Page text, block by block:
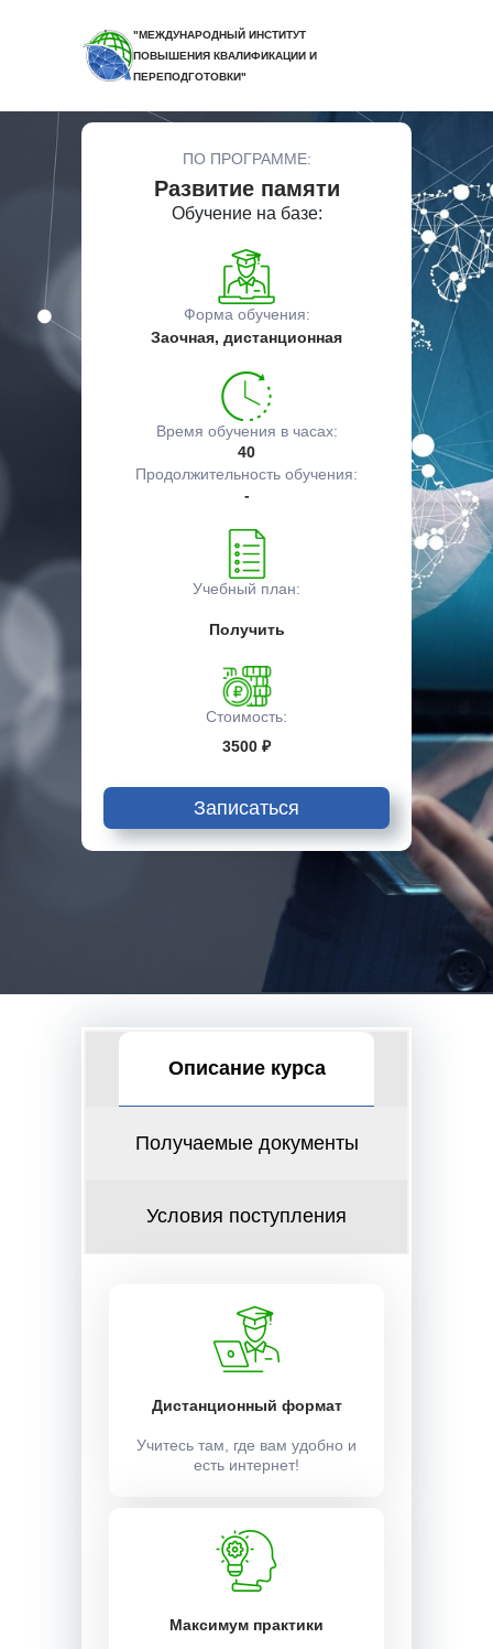
"МЕЖДУНАРОДНЫЙ ИНСТИТУТ
ПОВЫШЕНИЯ КВАЛИФИКАЦИИ И
ПЕРЕПОДГОТОВКИ"
ПО ПРОГРАММЕ:
Развитие памяти
Обучение на базе:
Форма обучения:
Заочная, дистанционная
Время обучения в часах:
40
Продолжительность обучения:
-
Учебный план:
Получить
Стоимость:
3500 ₽
Записаться
Описание курса
Получаемые документы
Условия поступления
Дистанционный формат
Учитесь там, где вам удобно и
есть интернет!
Максимум практики